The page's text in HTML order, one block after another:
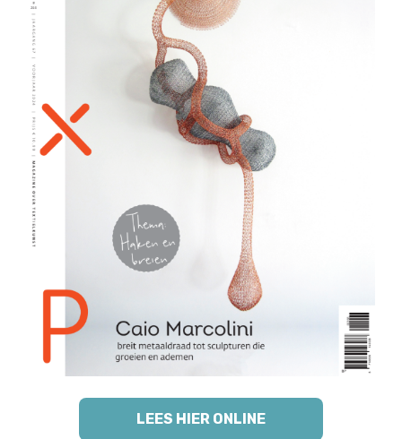
LEES HIER ONLINE